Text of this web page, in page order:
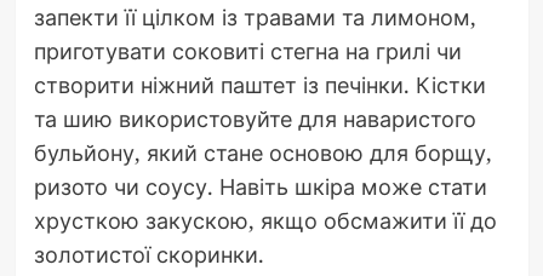
запекти її цілком із травами та лимоном,
приготувати соковиті стегна на грилі чи
створити ніжний паштет із печінки. Кістки
та шию використовуйте для наваристого
бульйону, який стане основою для борщу,
ризото чи соусу. Навіть шкіра може стати
хрусткою закускою, якщо обсмажити її до
золотистої скоринки.